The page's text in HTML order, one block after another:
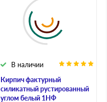
Кирпич фактурный
силикатный рустированный
углом белый 1НФ
В наличии